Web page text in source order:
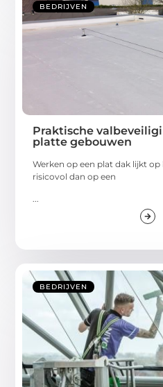
BEDRIJVEN
Praktische
platte gebouwen
Werken op een plat dak lijkt
risicovol dan op een
...
BEDRIJVEN